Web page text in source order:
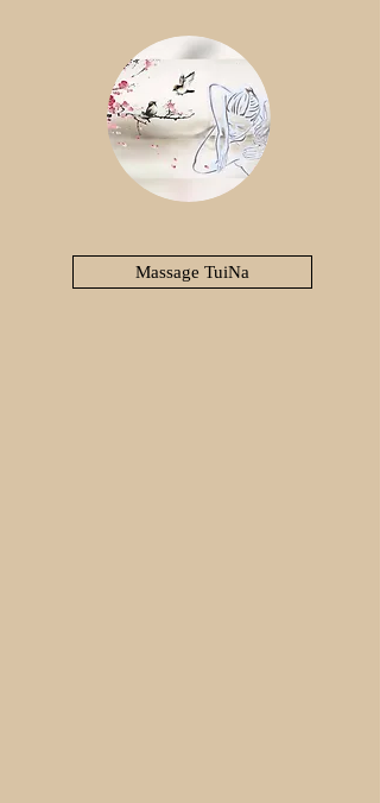
Massage TuiNa